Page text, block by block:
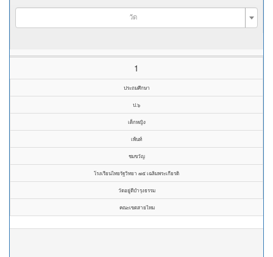
วัด
1
ประถมศึกษา
ป.๖
เด็กหญิง
เพ้นท์
ชมขวัญ
โรงเรียนไทยรัฐวิทยา ๗๕ เฉลิมพระเกียรติ
วัดอยู่ดีบำรุงธรรม
คณะเขตสายไหม